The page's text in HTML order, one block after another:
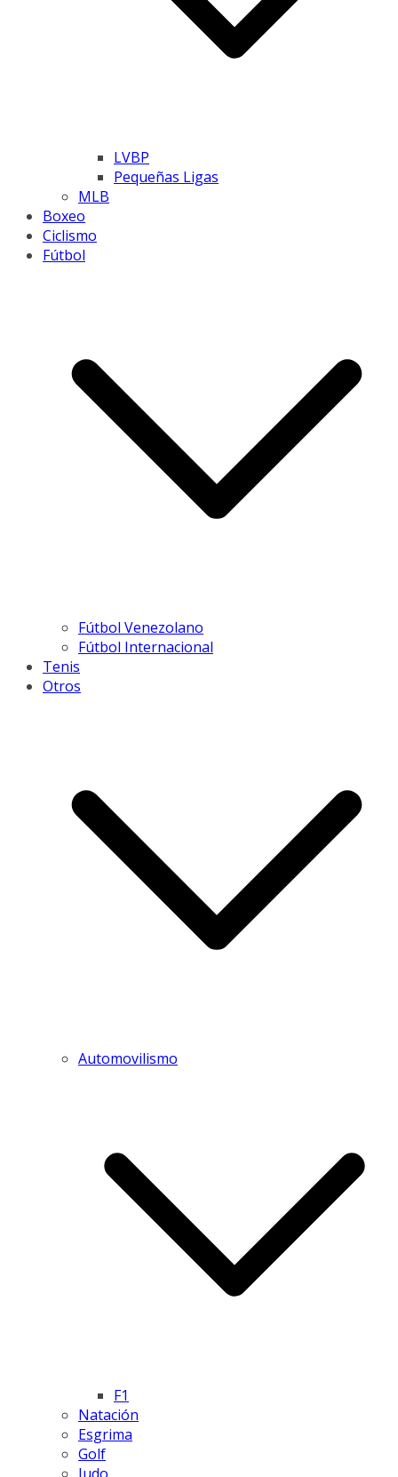
LVBP
Pequeñas Ligas
MLB
Boxeo
Ciclismo
Fútbol
Fútbol Venezolano
Fútbol Internacional
Tenis
Otros
Automovilismo
F1
Natación
Esgrima
Golf